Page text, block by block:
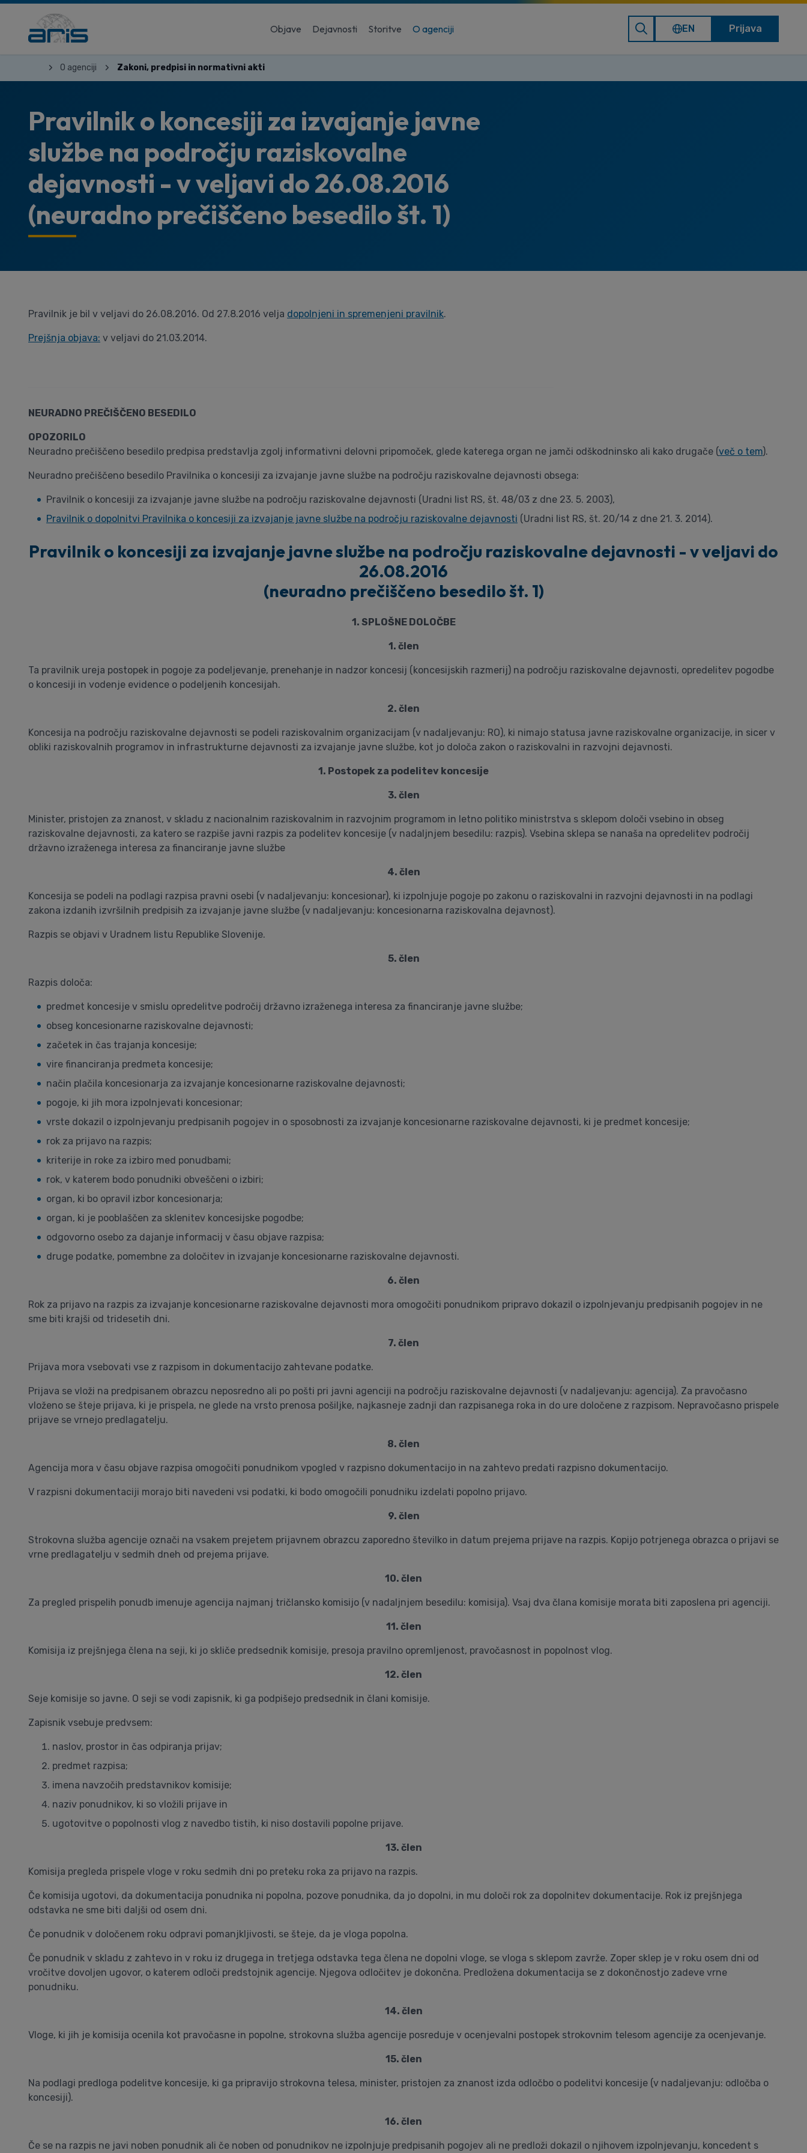
Objave Dejavnosti Storitve O agenciji EN Prijava
O agenciji Zakoni, predpisi in normativni akti
Pravilnik o koncesiji za izvajanje javne
službe na področju raziskovalne
dejavnosti - v veljavi do 26.08.2016
(neuradno prečiščeno besedilo št. 1)
Pravilnik je bil v veljavi do 26.08.2016. Od 27.8.2016 velja dopolnjeni in spremenjeni pravilnik.
Prejšnja objava: v veljavi do 21.03.2014.
NEURADNO PREČIŠČENO BESEDILO
OPOZORILO
Neuradno prečiščeno besedilo predpisa predstavlja zgolj informativni delovni pripomoček, glede katerega organ ne jamči odškodninsko ali kako drugače (več o tem).
Neuradno prečiščeno besedilo Pravilnika o koncesiji za izvajanje javne službe na področju raziskovalne dejavnosti obsega:
Pravilnik o koncesiji za izvajanje javne službe na področju raziskovalne dejavnosti (Uradni list RS, št. 48/03 z dne 23. 5. 2003),
Pravilnik o dopolnitvi Pravilnika o koncesiji za izvajanje javne službe na področju raziskovalne dejavnosti (Uradni list RS, št. 20/14 z dne 21. 3. 2014).
Pravilnik o koncesiji za izvajanje javne službe na področju raziskovalne dejavnosti - v veljavi do
26.08.2016
(neuradno prečiščeno besedilo št. 1)
1. SPLOŠNE DOLOČBE
1. člen
Ta pravilnik ureja postopek in pogoje za podeljevanje, prenehanje in nadzor koncesij (koncesijskih razmerij) na področju raziskovalne dejavnosti, opredelitev pogodbe
o koncesiji in vodenje evidence o podeljenih koncesijah.
2. člen
Koncesija na področju raziskovalne dejavnosti se podeli raziskovalnim organizacijam (v nadaljevanju: RO), ki nimajo statusa javne raziskovalne organizacije, in sicer v
obliki raziskovalnih programov in infrastrukturne dejavnosti za izvajanje javne službe, kot jo določa zakon o raziskovalni in razvojni dejavnosti.
1. Postopek za podelitev koncesije
3. člen
Minister, pristojen za znanost, v skladu z nacionalnim raziskovalnim in razvojnim programom in letno politiko ministrstva s sklepom določi vsebino in obseg
raziskovalne dejavnosti, za katero se razpiše javni razpis za podelitev koncesije (v nadaljnjem besedilu: razpis). Vsebina sklepa se nanaša na opredelitev področij
državno izraženega interesa za financiranje javne službe
4. člen
Koncesija se podeli na podlagi razpisa pravni osebi (v nadaljevanju: koncesionar), ki izpolnjuje pogoje po zakonu o raziskovalni in razvojni dejavnosti in na podlagi
zakona izdanih izvršilnih predpisih za izvajanje javne službe (v nadaljevanju: koncesionarna raziskovalna dejavnost).
Razpis se objavi v Uradnem listu Republike Slovenije.
5. člen
Razpis določa:
predmet koncesije v smislu opredelitve področij državno izraženega interesa za financiranje javne službe;
obseg koncesionarne raziskovalne dejavnosti;
začetek in čas trajanja koncesije;
vire financiranja predmeta koncesije;
način plačila koncesionarja za izvajanje koncesionarne raziskovalne dejavnosti;
pogoje, ki jih mora izpolnjevati koncesionar;
vrste dokazil o izpolnjevanju predpisanih pogojev in o sposobnosti za izvajanje koncesionarne raziskovalne dejavnosti, ki je predmet koncesije;
rok za prijavo na razpis;
kriterije in roke za izbiro med ponudbami;
rok, v katerem bodo ponudniki obveščeni o izbiri;
organ, ki bo opravil izbor koncesionarja;
organ, ki je pooblaščen za sklenitev koncesijske pogodbe;
odgovorno osebo za dajanje informacij v času objave razpisa;
druge podatke, pomembne za določitev in izvajanje koncesionarne raziskovalne dejavnosti.
6. člen
Rok za prijavo na razpis za izvajanje koncesionarne raziskovalne dejavnosti mora omogočiti ponudnikom pripravo dokazil o izpolnjevanju predpisanih pogojev in ne
sme biti krajši od tridesetih dni.
7. člen
Prijava mora vsebovati vse z razpisom in dokumentacijo zahtevane podatke.
Prijava se vloži na predpisanem obrazcu neposredno ali po pošti pri javni agenciji na področju raziskovalne dejavnosti (v nadaljevanju: agencija). Za pravočasno
vloženo se šteje prijava, ki je prispela, ne glede na vrsto prenosa pošiljke, najkasneje zadnji dan razpisanega roka in do ure določene z razpisom. Nepravočasno prispele
prijave se vrnejo predlagatelju.
8. člen
Agencija mora v času objave razpisa omogočiti ponudnikom vpogled v razpisno dokumentacijo in na zahtevo predati razpisno dokumentacijo.
V razpisni dokumentaciji morajo biti navedeni vsi podatki, ki bodo omogočili ponudniku izdelati popolno prijavo.
9. člen
Strokovna služba agencije označi na vsakem prejetem prijavnem obrazcu zaporedno številko in datum prejema prijave na razpis. Kopijo potrjenega obrazca o prijavi se
vrne predlagatelju v sedmih dneh od prejema prijave.
10. člen
Za pregled prispelih ponudb imenuje agencija najmanj tričlansko komisijo (v nadaljnjem besedilu: komisija). Vsaj dva člana komisije morata biti zaposlena pri agenciji.
11. člen
Komisija iz prejšnjega člena na seji, ki jo skliče predsednik komisije, presoja pravilno opremljenost, pravočasnost in popolnost vlog.
12. člen
Seje komisije so javne. O seji se vodi zapisnik, ki ga podpišejo predsednik in člani komisije.
Zapisnik vsebuje predvsem:
naslov, prostor in čas odpiranja prijav;
predmet razpisa;
imena navzočih predstavnikov komisije;
naziv ponudnikov, ki so vložili prijave in
ugotovitve o popolnosti vlog z navedbo tistih, ki niso dostavili popolne prijave.
13. člen
Komisija pregleda prispele vloge v roku sedmih dni po preteku roka za prijavo na razpis.
Če komisija ugotovi, da dokumentacija ponudnika ni popolna, pozove ponudnika, da jo dopolni, in mu določi rok za dopolnitev dokumentacije. Rok iz prejšnjega
odstavka ne sme biti daljši od osem dni.
Če ponudnik v določenem roku odpravi pomanjkljivosti, se šteje, da je vloga popolna.
Če ponudnik v skladu z zahtevo in v roku iz drugega in tretjega odstavka tega člena ne dopolni vloge, se vloga s sklepom zavrže. Zoper sklep je v roku osem dni od
vročitve dovoljen ugovor, o katerem odloči predstojnik agencije. Njegova odločitev je dokončna. Predložena dokumentacija se z dokončnostjo zadeve vrne
ponudniku.
14. člen
Vloge, ki jih je komisija ocenila kot pravočasne in popolne, strokovna služba agencije posreduje v ocenjevalni postopek strokovnim telesom agencije za ocenjevanje.
15. člen
Na podlagi predloga podelitve koncesije, ki ga pripravijo strokovna telesa, minister, pristojen za znanost izda odločbo o podelitvi koncesije (v nadaljevanju: odločba o
koncesiji).
16. člen
Če se na razpis ne javi noben ponudnik ali če noben od ponudnikov ne izpolnjuje predpisanih pogojev ali ne predloži dokazil o njihovem izpolnjevanju, koncedent s